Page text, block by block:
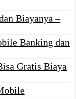
Biayanya –
Banking dan
Gratis Biaya